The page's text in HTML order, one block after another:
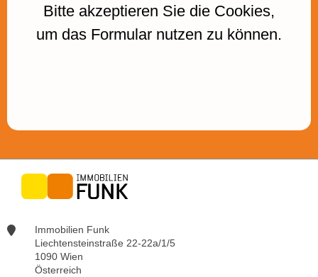
Bitte akzeptieren Sie die Cookies,
um das Formular nutzen zu können.
Immobilien Funk
Liechtensteinstraße 22-22a/1/5
1090 Wien
Österreich